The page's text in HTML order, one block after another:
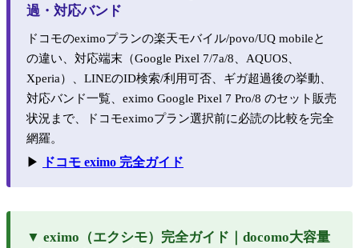
過・対応バンド
ドコモのeximoプランの楽天モバイル/povo/UQ mobileと
の違い、対応端末（Google Pixel 7/7a/8、AQUOS、
Xperia）、LINEのID検索/利用可否、ギガ超過後の挙動、
対応バンド一覧、eximo Google Pixel 7 Pro/8 のセット販売
状況まで、ドコモeximoプラン選択前に必読の比較を完全
網羅。
▶
ドコモ eximo 完全ガイド
▼ eximo（エクシモ）完全ガイド｜docomo大容量